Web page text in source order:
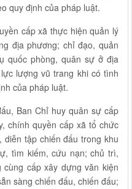
quy định của pháp luật.
cấp xã thực hiện quản lý
địa phương; chỉ đạo, quản
quốc phòng, quân sự ở địa
lượng vũ trang khi có tình
của pháp luật.
Ban Chỉ huy quân sự cấp
chính quyền cấp xã tổ chức
tập chiến đấu trong khu
tìm kiếm, cứu nạn; chủ trì,
cấp xây dựng văn kiện
sàng chiến đấu, chiến đấu;